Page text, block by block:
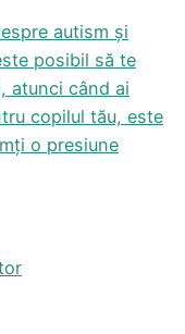
autism și
posibil să te
atunci când ai
copilul tău, este
o presiune